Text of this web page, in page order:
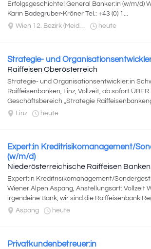
Erfolgsgeschichte! General Banker:in (w/m/d)
Karin Badegruber-Kröner Tel.: +43 (0) 1...
Wien 12. Bezirk (Meidling)
heute
Strategie- und
Raiffeisen Oberösterreich
Strategie- und Organisationsentwickler:in
Raiffeisenbanken, Linz, Vollzeit, ab sofort ÜBER
Geschäftsbereich „Strategie
Linz
heute
Expert:in Kreditrisikomanagement/
(w/m/d)
Niederösterreichische Raiffeisen Banken
Expert:in Kreditrisikomanagement/
Wiener Alpen Aspang, Anstellungsart: Vollzeit
irgendeine Bank, wir sind die Raiffeisenbank
Aspang
heute
Privatkundenbetreuer:in